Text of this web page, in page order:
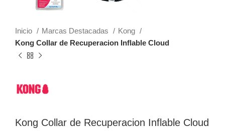
Inicio Marcas Destacadas
Kong
Kong Collar de Recuperacion Inflable Cloud
Kong Collar de Recuperacion Inflable Cloud